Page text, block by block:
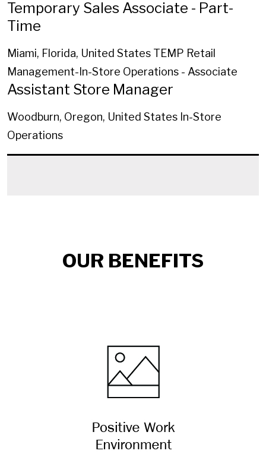
Temporary Sales Associate - Part-
Time
Miami, Florida, United States TEMP Retail
Management-In-Store Operations - Associate
Assistant Store Manager
Woodburn, Oregon, United States In-Store
Operations
OUR BENEFITS